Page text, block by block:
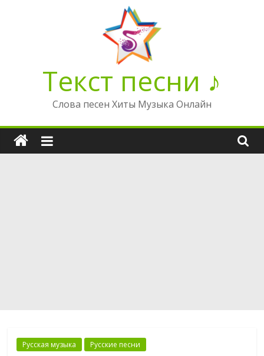
Текст песни ♪
Слова песен Хиты Музыка Онлайн
Русская музыка Русские песни